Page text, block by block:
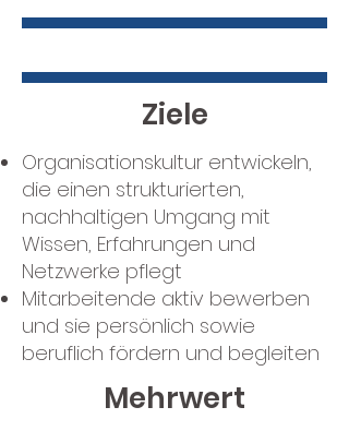
Ziele
Organisationskultur entwickeln,
die einen strukturierten,
nachhaltigen Umgang mit
Wissen, Erfahrungen und
Netzwerke pflegt
Mitarbeitende aktiv bewerben
und sie persönlich sowie
beruflich fördern und begleiten
Mehrwert